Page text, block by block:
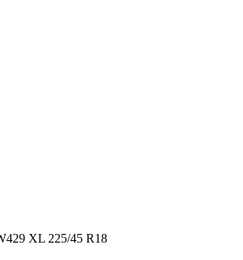
XL 225/45 R18